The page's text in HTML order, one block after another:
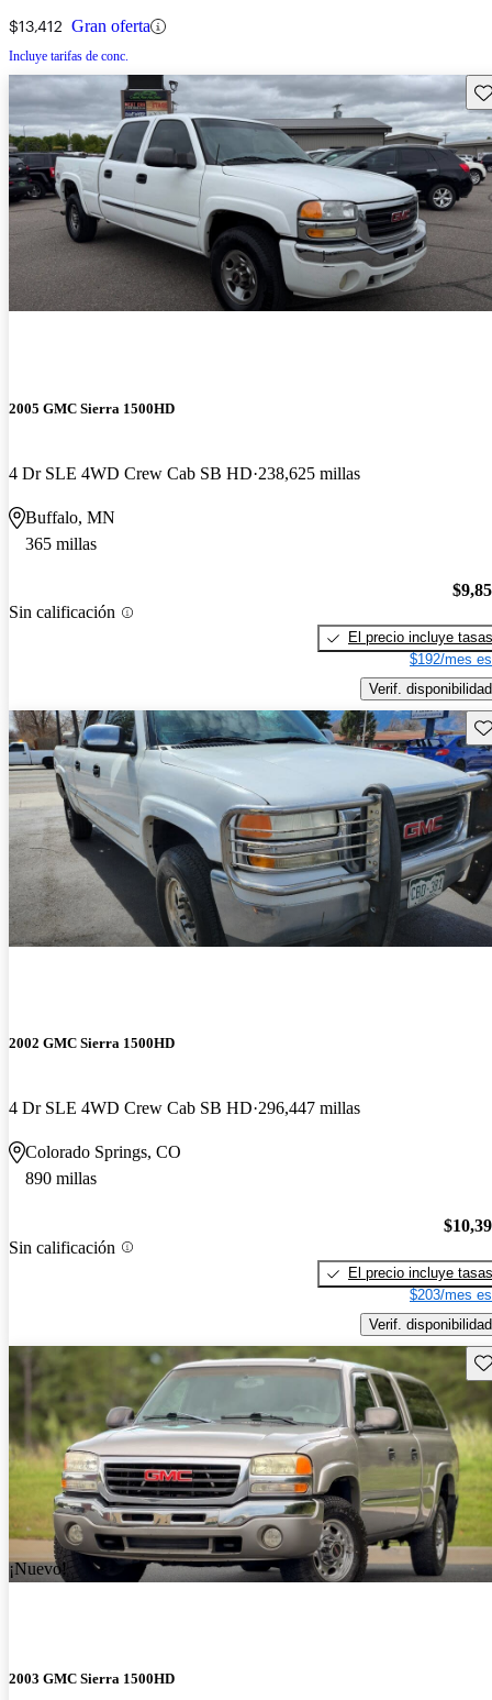
$13,412 Gran oferta
Incluye tarifas de conc.
2005 GMC Sierra 1500HD
4 Dr SLE 4WD Crew Cab SB HD 238,625 millas
Buffalo, MN
365 millas
Sin calificación
El precio incluye tasas
$192/mes
Verif. disponibilidad
2002 GMC Sierra 1500HD
4 Dr SLE 4WD Crew Cab SB HD 296,447 millas
Colorado Springs, CO
890 millas
Sin calificación
El precio incluye tasas
$203/mes
Verif. disponibilidad
¡Nuevo!
2003 GMC Sierra 1500HD